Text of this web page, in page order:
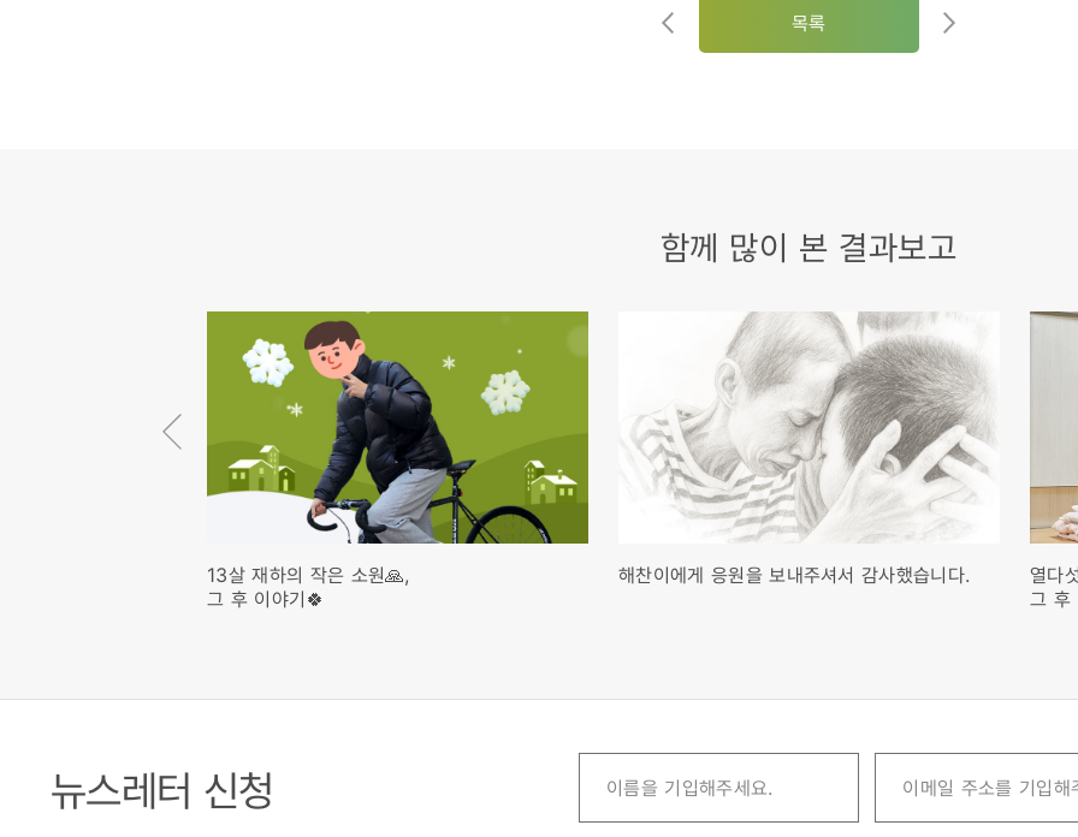
목록
함께 많이 본 결과보고
13살 재하의 작은 소원🙏,
그 후 이야기🍀
해찬이에게 응원을 보내주셔서 감사했습니다.
열다
그 후
뉴스레터 신청